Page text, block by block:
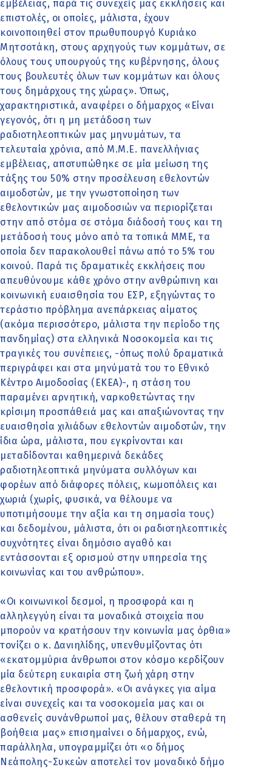
εμβέλειας, παρά τις συνεχείς μας εκκλήσεις και
επιστολές, οι οποίες, μάλιστα, έχουν
κοινοποιηθεί στον πρωθυπουργό Κυριάκο
Μητσοτάκη, στους αρχηγούς των κομμάτων, σε
όλους τους υπουργούς της κυβέρνησης, όλους
τους βουλευτές όλων των κομμάτων και όλους
τους δημάρχους της χώρας». Όπως,
χαρακτηριστικά, αναφέρει ο δήμαρχος «Είναι
γεγονός, ότι η μη μετάδοση των
ραδιοτηλεοπτικών μας μηνυμάτων, τα
τελευταία χρόνια, από Μ.Μ.Ε. πανελλήνιας
εμβέλειας, αποτυπώθηκε σε μία μείωση της
τάξης του 50% στην προσέλευση εθελοντών
αιμοδοτών, με την γνωστοποίηση των
εθελοντικών μας αιμοδοσιών να περιορίζεται
στην από στόμα σε στόμα διάδοσή τους και τη
μετάδοσή τους μόνο από τα τοπικά ΜΜΕ, τα
οποία δεν παρακολουθεί πάνω από το 5% του
κοινού. Παρά τις δραματικές εκκλήσεις που
απευθύνουμε κάθε χρόνο στην ανθρώπινη και
κοινωνική ευαισθησία του ΕΣΡ, εξηγώντας το
τεράστιο πρόβλημα ανεπάρκειας αίματος
(ακόμα περισσότερο, μάλιστα την περίοδο της
πανδημίας) στα ελληνικά Νοσοκομεία και τις
τραγικές του συνέπειες, -όπως πολύ δραματικά
περιγράφει και στα μηνύματά του το Εθνικό
Κέντρο Αιμοδοσίας (ΕΚΕΑ)-, η στάση του
παραμένει αρνητική, ναρκοθετώντας την
κρίσιμη προσπάθειά μας και απαξιώνοντας την
ευαισθησία χιλιάδων εθελοντών αιμοδοτών, την
ίδια ώρα, μάλιστα, που εγκρίνονται και
μεταδίδονται καθημερινά δεκάδες
ραδιοτηλεοπτικά μηνύματα συλλόγων και
φορέων από διάφορες πόλεις, κωμοπόλεις και
χωριά (χωρίς, φυσικά, να θέλουμε να
υποτιμήσουμε την αξία και τη σημασία τους)
και δεδομένου, μάλιστα, ότι οι ραδιοτηλεοπτικές
συχνότητες είναι δημόσιο αγαθό και
εντάσσονται εξ ορισμού στην υπηρεσία της
κοινωνίας και του ανθρώπου».
«Οι κοινωνικοί δεσμοί, η προσφορά και η
αλληλεγγύη είναι τα μοναδικά στοιχεία που
μπορούν να κρατήσουν την κοινωνία μας όρθια»
τονίζει ο κ. Δανιηλίδης, υπενθυμίζοντας ότι
«εκατομμύρια άνθρωποι στον κόσμο κερδίζουν
μία δεύτερη ευκαιρία στη ζωή χάρη στην
εθελοντική προσφορά». «Οι ανάγκες για αίμα
είναι συνεχείς και τα νοσοκομεία μας και οι
ασθενείς συνάνθρωποί μας, θέλουν σταθερά τη
βοήθεια μας» επισημαίνει ο δήμαρχος, ενώ,
παράλληλα, υπογραμμίζει ότι «ο δήμος
Νεάπολης-Συκεών αποτελεί τον μοναδικό δήμο